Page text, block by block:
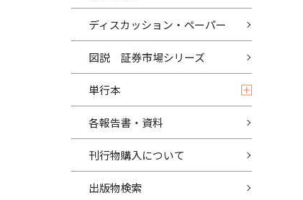
ディスカッション・ペーパー
図説 証券市場シリーズ
単行本
各報告書・資料
刊行物購入について
出版物検索